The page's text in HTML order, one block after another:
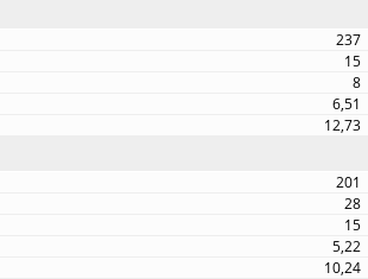
237
15
8
6,51
12,73
201
28
15
5,22
10,24